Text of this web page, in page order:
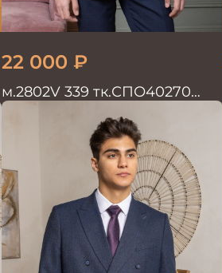
22 000 ₽
м.2802V 339 тк.СПО40270
Костюм мужской